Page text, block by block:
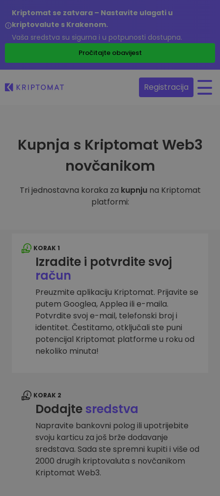
Kriptomat se zatvara – Nastavite ulagati u
kriptovalute s Krakenom.
Vaša sredstva su sigurna i u potpunosti dostupna.
Pročitajte obavijest
Registracija
Kupnja s Kriptomat Web3
novčanikom
Tri jednostavna koraka za kupnju na Kriptomat
platformi:
KORAK 1
Izradite i potvrdite svoj
račun
Preuzmite aplikaciju Kriptomat. Prijavite se
putem Googlea, Applea ili e-maila.
Potvrdite svoj e-mail, telefonski broj i
identitet. Čestitamo, otključali ste puni
potencijal Kriptomat platforme u roku od
nekoliko minuta!
KORAK 2
Dodajtesredstva
Napravite bankovni polog ili upotrijebite
svoju karticu za još brže dodavanje
sredstava. Sada ste spremni kupiti i više od
2000 drugih kriptovaluta s novčanikom
Kriptomat Web3.